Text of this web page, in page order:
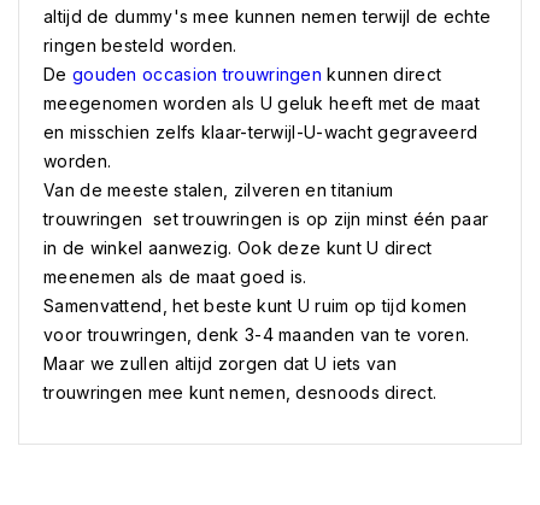
altijd de dummy's mee kunnen nemen terwijl de echte
ringen besteld worden.
De gouden occasion trouwringen kunnen direct
meegenomen worden als U geluk heeft met de maat
en misschien zelfs klaar-terwijl-U-wacht gegraveerd
worden.
Van de meeste stalen, zilveren en titanium
trouwringen set trouwringen is op zijn minst één paar
in de winkel aanwezig. Ook deze kunt U direct
meenemen als de maat goed is.
Samenvattend, het beste kunt U ruim op tijd komen
voor trouwringen, denk 3-4 maanden van te voren.
Maar we zullen altijd zorgen dat U iets van
trouwringen mee kunt nemen, desnoods direct.